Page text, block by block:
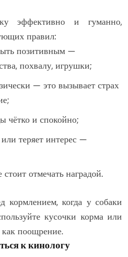
эффективно и гуманно,
правил:
позитивным —
похвалу, игрушки;
— это вызывает страх
чётко и спокойно;
теряет интерес —
отмечать наградой.
кормлением, когда у собаки
кусочки корма или
поощрение.
к кинологу